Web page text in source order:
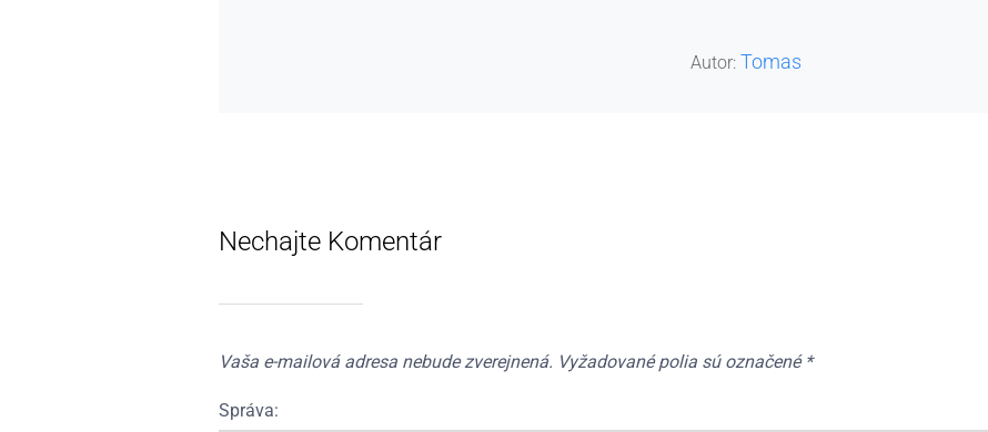
POST AUTHOR
Autor: Tomas
Nechajte Komentár
Vaša e-mailová adresa nebude zverejnená. Vyžadované polia sú označené *
Správa: